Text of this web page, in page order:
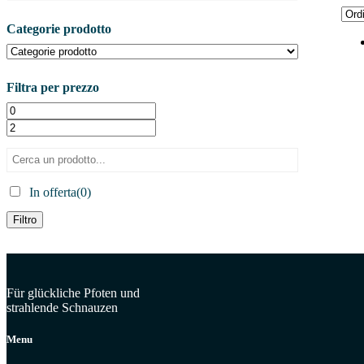
Categorie prodotto
Filtra per prezzo
In offerta(0)
Filtro
Für glückliche Pfoten und
strahlende Schnauzen
Menu